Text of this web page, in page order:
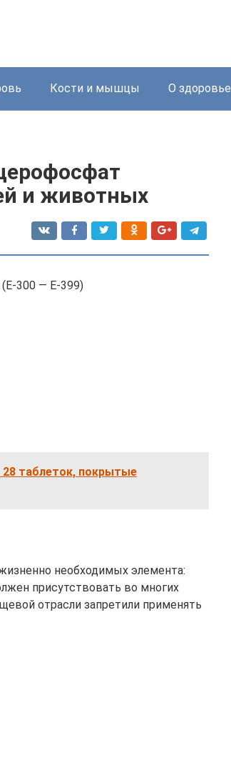
Кости и мышцы О здоровье
и животных
300 — Е-399)
таблеток, покрытые
необходимых элемента:
присутствовать во многих
отрасли запретили применять